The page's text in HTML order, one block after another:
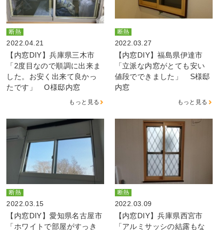
断熱
2022.04.21
【内窓DIY】兵庫県三木市
「2度目なので順調に出来ま
した。お安く出来て良かっ
たです」 O様邸内窓
もっと見る
断熱
2022.03.27
【内窓DIY】福島県伊達市
「立派な内窓がとても安い
値段でできました」 S様邸
内窓
もっと見る
断熱
2022.03.15
【内窓DIY】愛知県名古屋市
「ホワイトで部屋がすっき
断熱
2022.03.09
【内窓DIY】兵庫県西宮市
「アルミサッシの結露もな